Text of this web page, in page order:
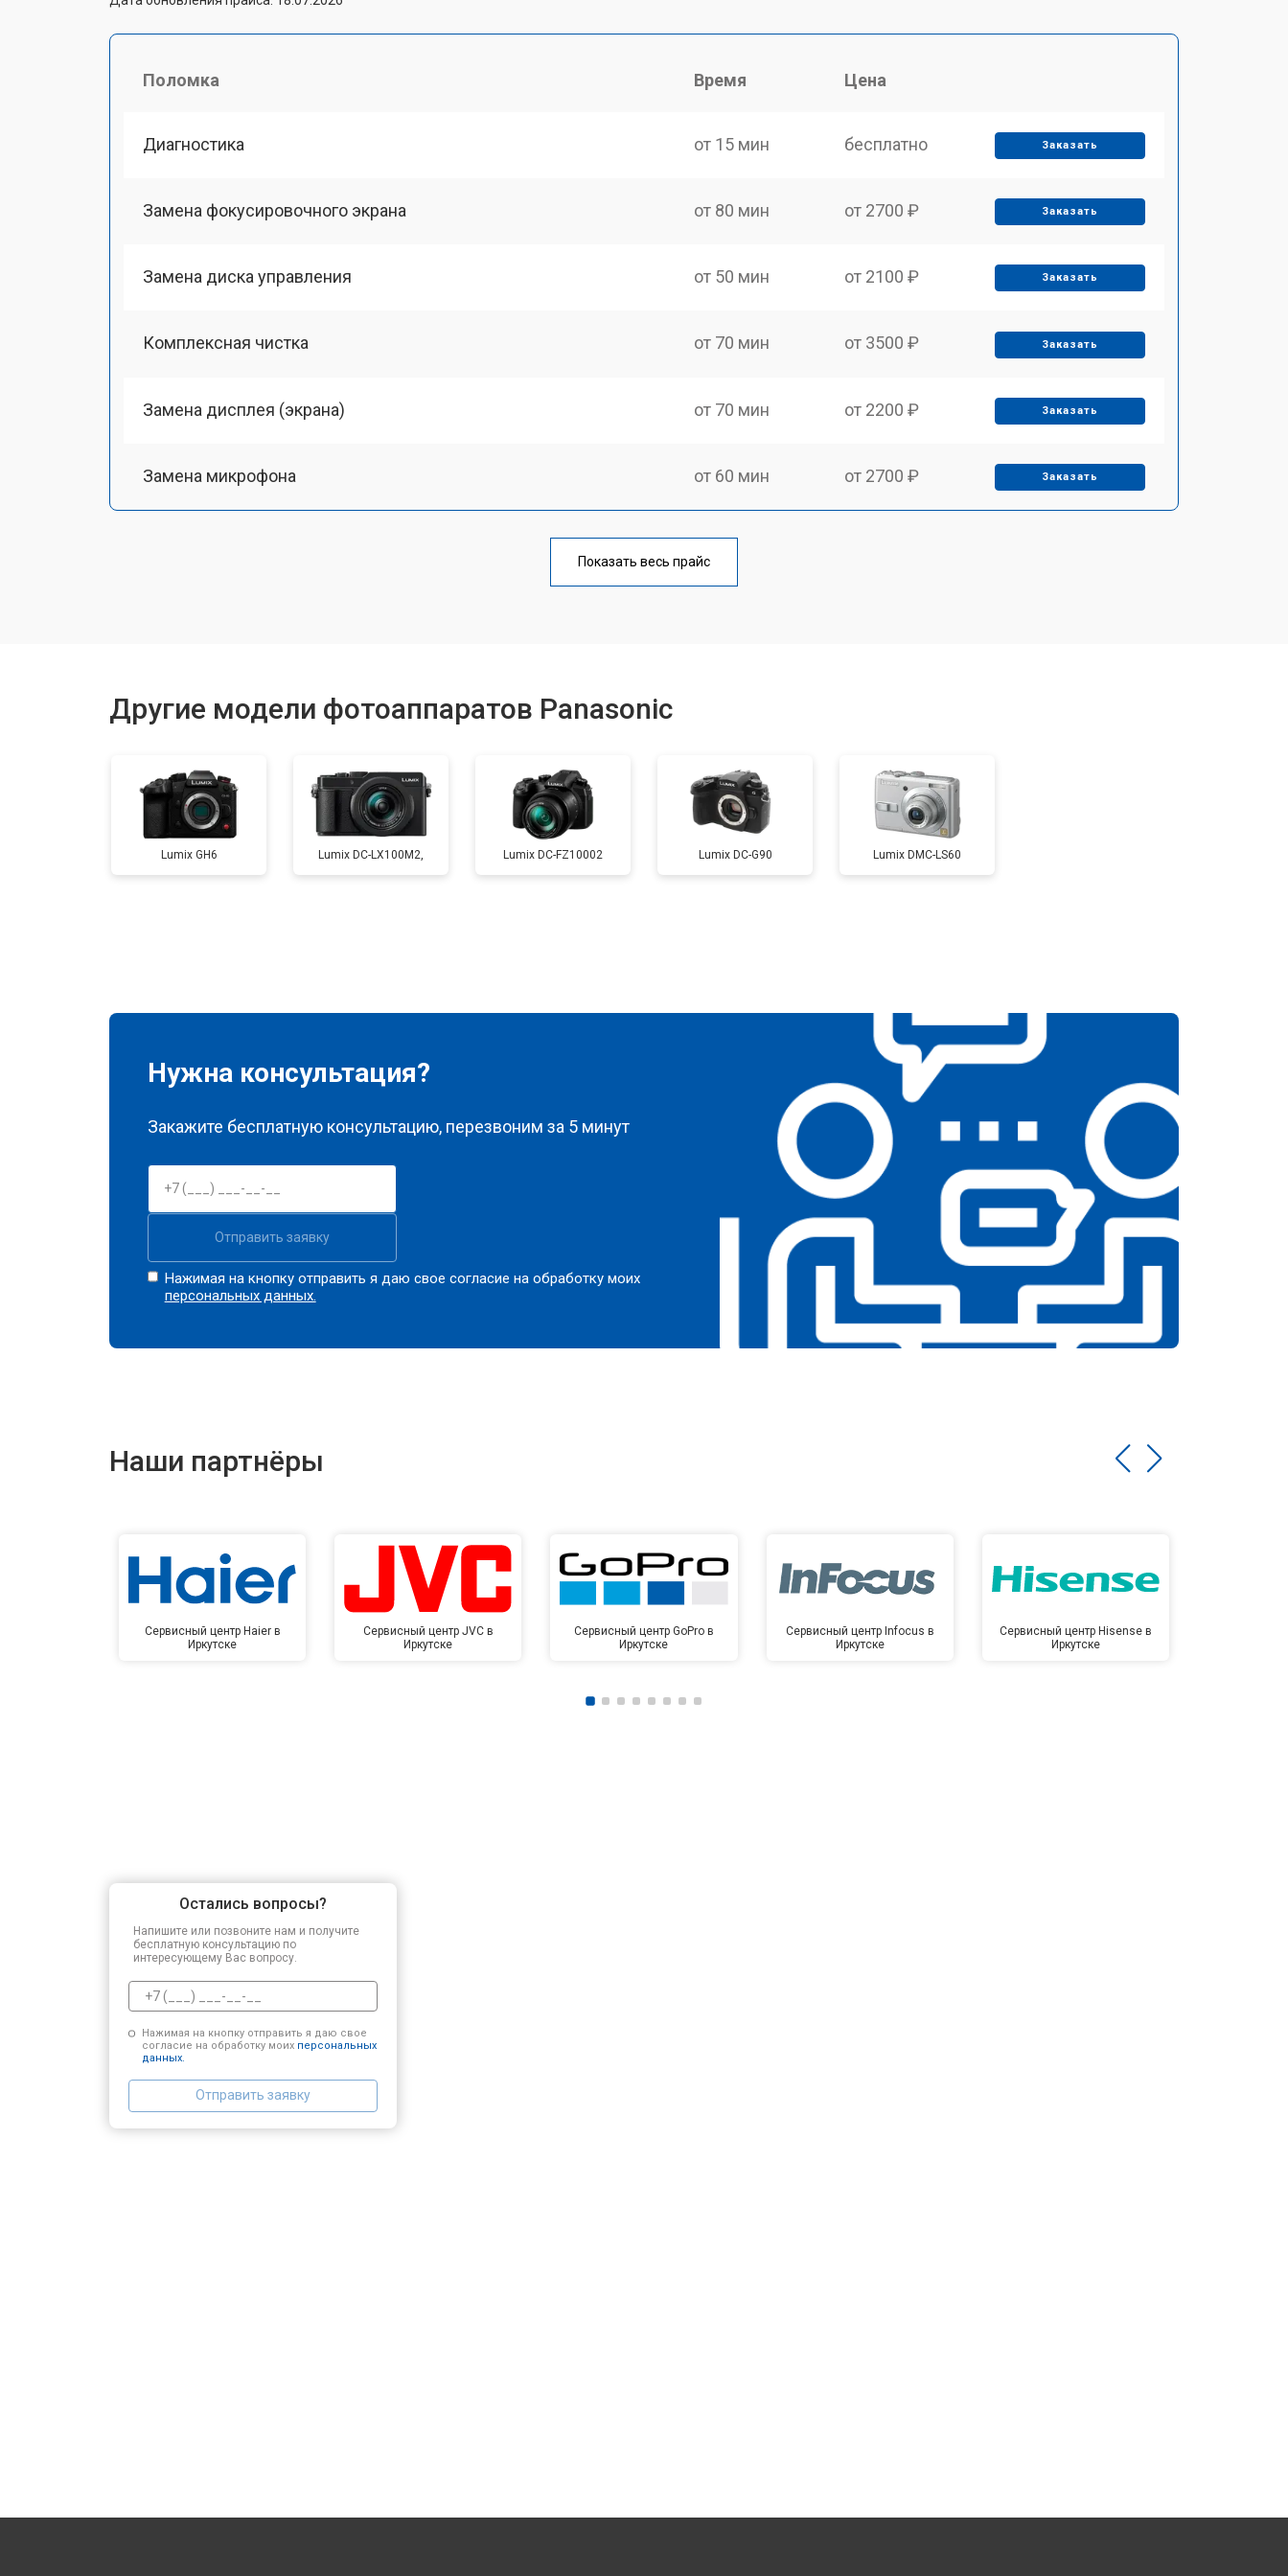
Поломка Время Цена
Диагностика от 15 мин бесплатно Заказать
Замена фокусировочного экрана от 80 мин от 2700 ₽ Заказать
Замена диска управления от 50 мин от 2100 ₽ Заказать
Комплексная чистка от 70 мин от 3500 ₽ Заказать
Замена дисплея (экрана) от 70 мин от 2200 ₽ Заказать
Замена микрофона от 60 мин от 2700 ₽ Заказать
от 70 мин
Замена CCD/CMOS матрицы от 120 мин от 4300 ₽
Ремонт материнской платы от 60 мин от 3300 ₽
Показать весь прайс
Другие модели фотоаппаратов Panasonic
Lumix GH6 Lumix DC-LX100M2, Lumix DC-FZ10002 Lumix DC-G90 Lumix DMC-LS60
Нужна консультация?
Закажите бесплатную консультацию, перезвоним за 5 минут
Отправить заявку
Нажимая на кнопку отправить я даю свое согласие на обработку моих
персональных данных.
Наши партнёры
Сервисный центр Haier в
Иркутске
Сервисный центр JVC в
Иркутске
Сервисный центр GoPro в
Иркутске
Сервисный центр Infocus в
Иркутске
Сервисный центр Hisense в
Иркутске
Остались вопросы?
Напишите или позвоните нам и получите
бесплатную консультацию по
интересующему Вас вопросу.
Нажимая на кнопку отправить я даю свое
согласие на обработку моих персональных
данных.
Отправить заявку